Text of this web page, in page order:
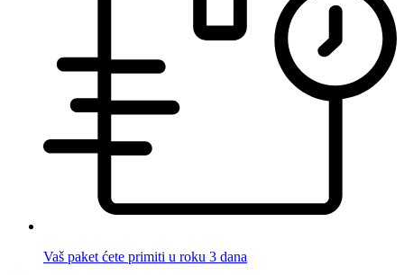
Vaš paket ćete primiti u roku 3 dana